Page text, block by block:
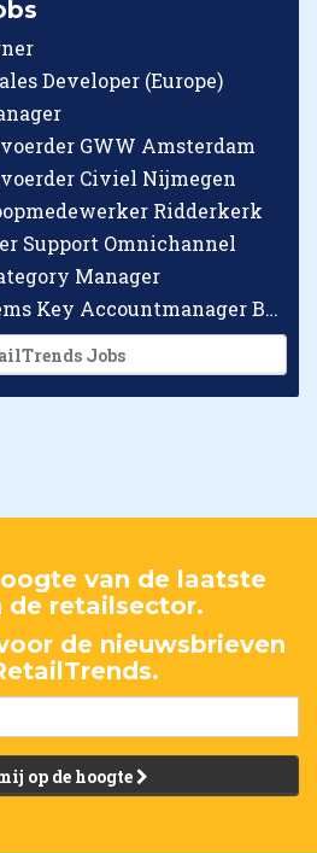
Developer (Europe)
GWW Amsterdam
Civiel Nijmegen
Ridderkerk
Support Omnichannel
Manager
Checkpoint Systems Key Accountmanager Benelux
Jobs
van de laatste
de retailsector.
de nieuwsbrieven
op de hoogte